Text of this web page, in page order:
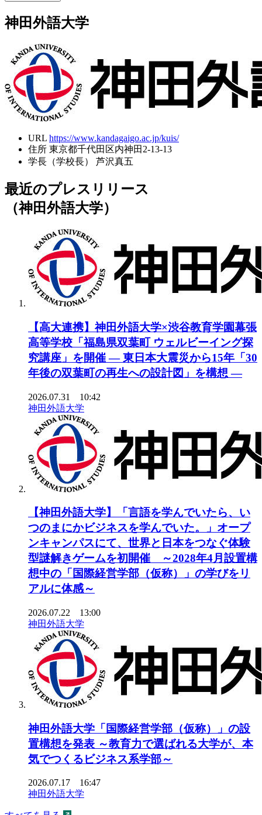
神田外語大学
URL https://www.kandagaigo.ac.jp/kuis/
住所 東京都千代田区内神田2-13-13
学長（学校長）
芦沢真五
最近のプレスリリース
（神田外語大学）
【高大連携】神田外語大学×渋谷教育学園幕張
高等学校「福島県双葉町 ウェルビーイング探
究講座」を開催 ― 東日本大震災から15年「30
年後の双葉町の再生への設計図」を構想 ―
2026.07.31 10:42
神田外語大学
【神田外語大学】「言語を学んでいたら、い
つのまにかビジネスを学んでいた。」オープ
ンキャンパスにて、世界と日本をつなぐ体験
型謎解きゲームを初開催 ～2028年4月設置構
想中の「国際経営学部（仮称）」の学びをリ
アルに体感～
2026.07.22 13:00
神田外語大学
神田外語大学「国際経営学部（仮称）」の設
置構想を発表 ～教育力で選ばれる大学が、本
気でつくるビジネス系学部～
2026.07.17 16:47
神田外語大学